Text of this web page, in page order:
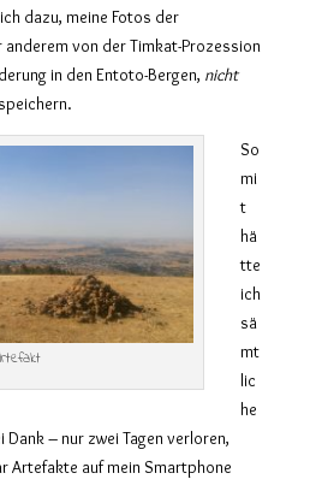
dazu, meine Fotos der
anderem von der Timkat-Prozession
in den Entoto-Bergen, nicht
So
mi
t
hä
tte
ich
sä
mt
lic
he
– nur zwei Tagen verloren,
Artefakte auf mein Smartphone